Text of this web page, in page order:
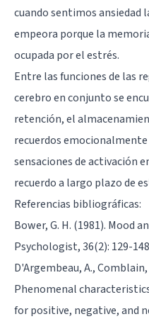
cuando sentimos ansiedad
empeora porque la
ocupada por el estrés.
Entre las funciones de las
cerebro en conjunto se
retención, el
recuerdos emocionalmente
sensaciones de activación
recuerdo a largo plazo de
Referencias bibliográficas:
Bower, G. H. (1981). Mood
Psychologist, 36(2): 129-
D'Argembeau, A., Comblain,
Phenomenal
for positive, negative, and